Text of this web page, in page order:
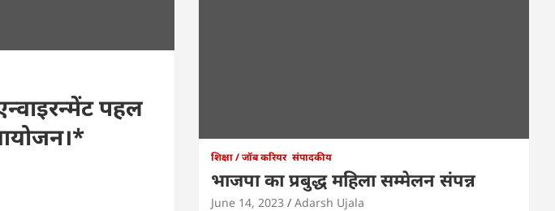
पहल
शिक्षा / जॉब करियर संपादकीय
भाजपा का प्रबुद्ध महिला सम्मेलन संपन्न
June 14, 2023 Adarsh Ujala